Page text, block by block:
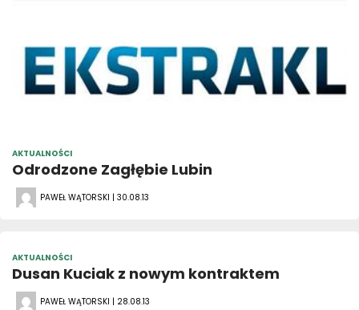
AKTUALNOŚCI
Odrodzone Zagłębie Lubin
PAWEŁ WĄTORSKI | 30.08.13
AKTUALNOŚCI
Dusan Kuciak z nowym kontraktem
PAWEŁ WĄTORSKI | 28.08.13